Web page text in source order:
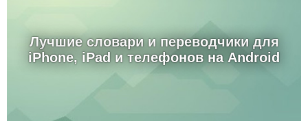
Лучшие словари и переводчики для
iPhone, iPad и телефонов на Android